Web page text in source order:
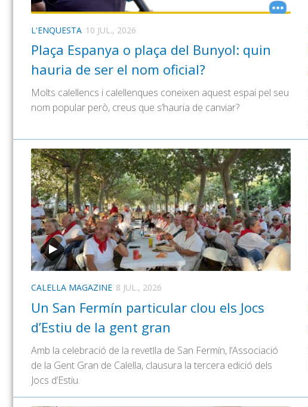
L'ENQUESTA 10 JUL., 2026
Plaça Espanya o plaça del Bunyol: quin
hauria de ser el nom oficial?
Molts calellencs i calellenques coneixen aquest espai pel seu
nom popular però, creus que s’hauria de canviar?
CALELLA MAGAZINE 8 JUL., 2026
Un San Fermín particular clou els Jocs
d’Estiu de la gent gran
Amb la celebració de la revetlla de San Fermín, l’Associació
de la Gent Gran de Calella, clausura la tercera edició dels
Jocs d’Estiu.